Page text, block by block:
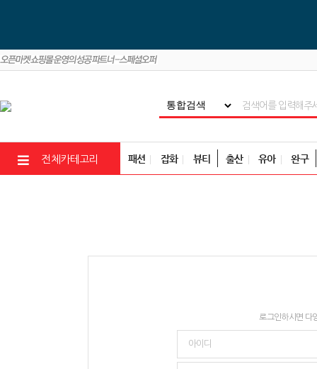
전체카테고리 패션 잡화 뷰티 출산 유아 완구
로그인하시면 다